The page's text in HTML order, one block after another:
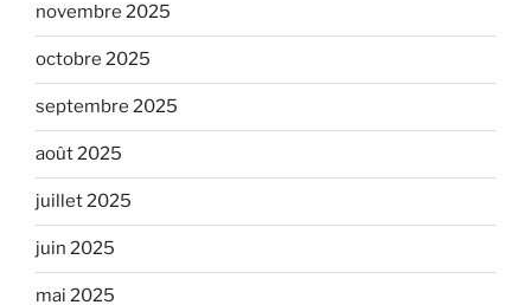
novembre 2025
octobre 2025
septembre 2025
août 2025
juillet 2025
juin 2025
mai 2025